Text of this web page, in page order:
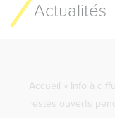
Actualités
Accueil
Info à
restés ouverts